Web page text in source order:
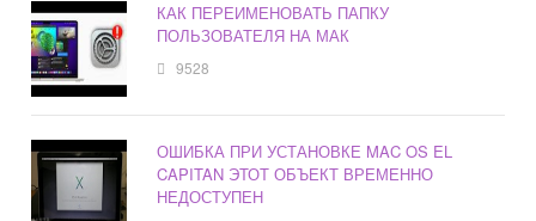
КАК ПЕРЕИМЕНОВАТЬ ПАПКУ
ПОЛЬЗОВАТЕЛЯ НА МАК
9528
ОШИБКА ПРИ УСТАНОВКЕ MAC OS EL
CAPITAN ЭТОТ ОБЪЕКТ ВРЕМЕННО
НЕДОСТУПЕН